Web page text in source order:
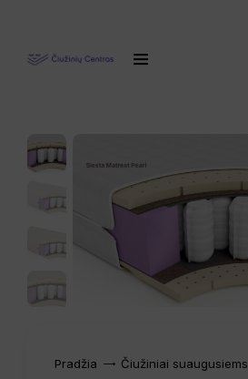
Pradžia
Čiužiniai suaugusiems